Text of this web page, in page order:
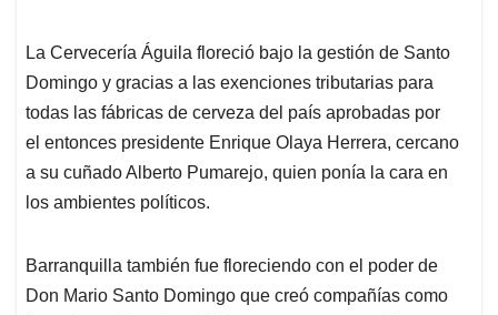
La Cervecería Águila floreció bajo la gestión de Santo
Domingo y gracias a las exenciones tributarias para
todas las fábricas de cerveza del país aprobadas por
el entonces presidente Enrique Olaya Herrera, cercano
a su cuñado Alberto Pumarejo, quien ponía la cara en
los ambientes políticos.
Barranquilla también fue floreciendo con el poder de
Don Mario Santo Domingo que creó compañías como